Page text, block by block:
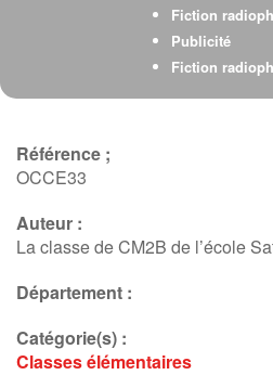
Fiction
Publicité
Fiction
Référence ;
OCCE33
Auteur :
La classe de CM2B de l’école
Département :
Catégorie(s) :
Classes élémentaires